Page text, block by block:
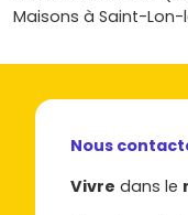
à la visite, puis à la
Maisons à Saint-
Nous
Vivre dans le